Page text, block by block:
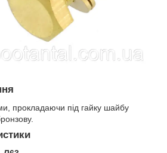
прокладаючи під гайку шайбу